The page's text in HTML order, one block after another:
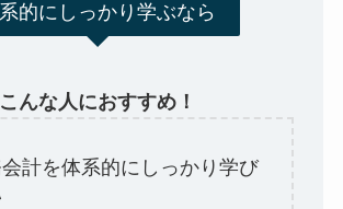
的にしっかり学ぶなら
こんな人におすすめ！
計を体系的にしっかり学び